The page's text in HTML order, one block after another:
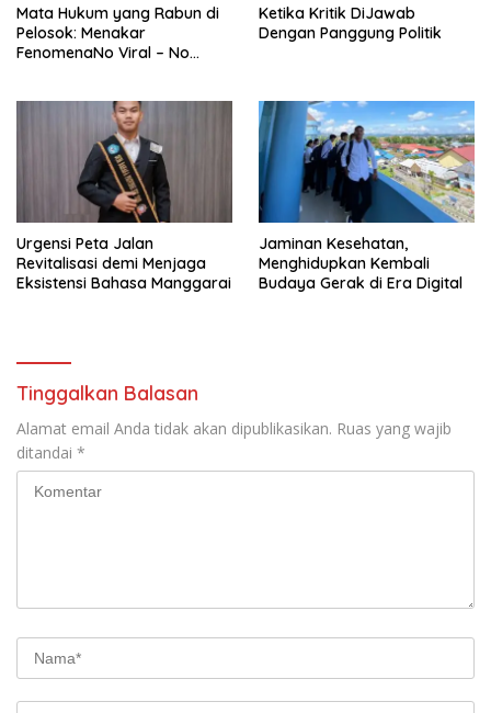
Mata Hukum yang Rabun di
Pelosok: Menakar
FenomenaNo Viral – No
Ketika Kritik DiJawab
Dengan Panggung Politik
Urgensi Peta Jalan
Revitalisasi demi Menjaga
Eksistensi Bahasa Manggarai
Jaminan Kesehatan,
Menghidupkan Kembali
Budaya Gerak di Era Digital
Tinggalkan Balasan
Alamat email Anda tidak akan dipublikasikan. Ruas yang wajib
ditandai *